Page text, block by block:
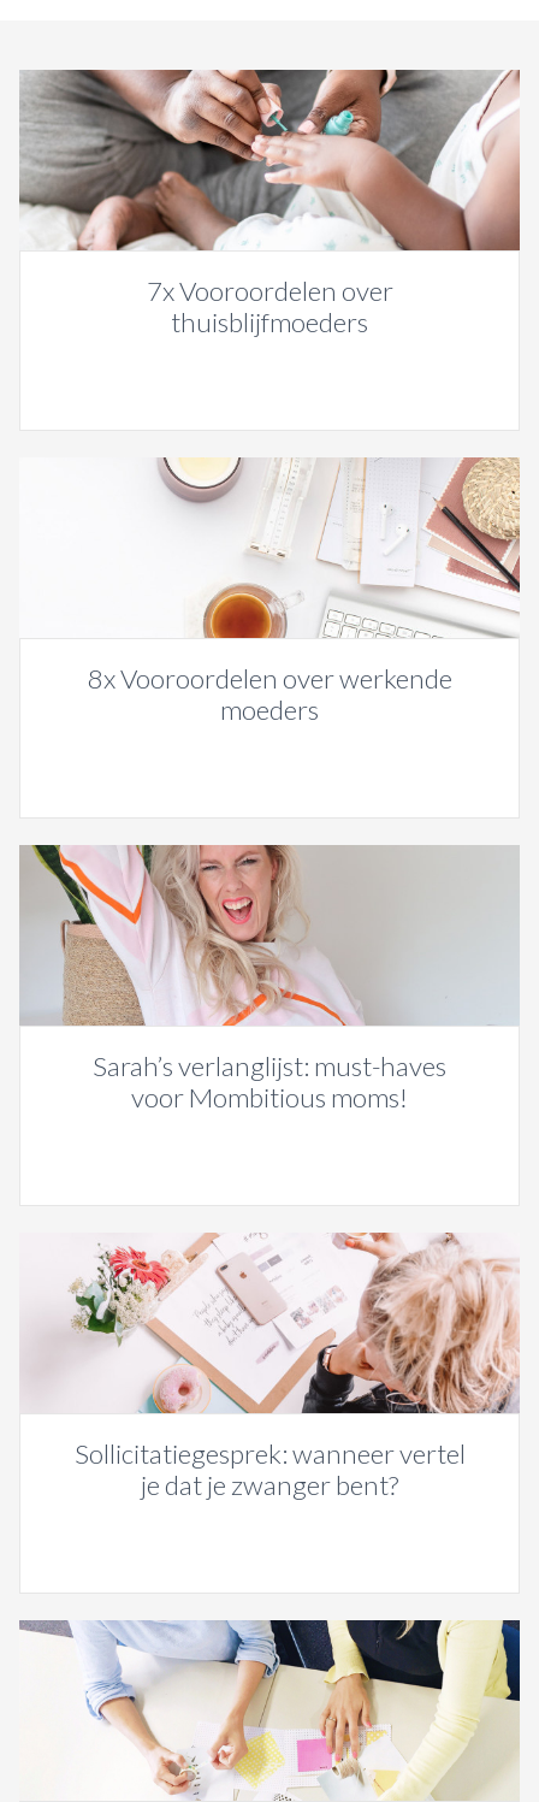
7x Vooroordelen over
thuisblijfmoeders
8x Vooroordelen over werkende
moeders
Sarah’s verlanglijst: must-haves
voor Mombitious moms!
Sollicitatiegesprek: wanneer vertel
je dat je zwanger bent?